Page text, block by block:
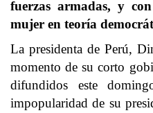
fuerzas armadas, y
mujer en teoría
La presidenta de Perú,
momento de su corto
difundidos este
impopularidad de su